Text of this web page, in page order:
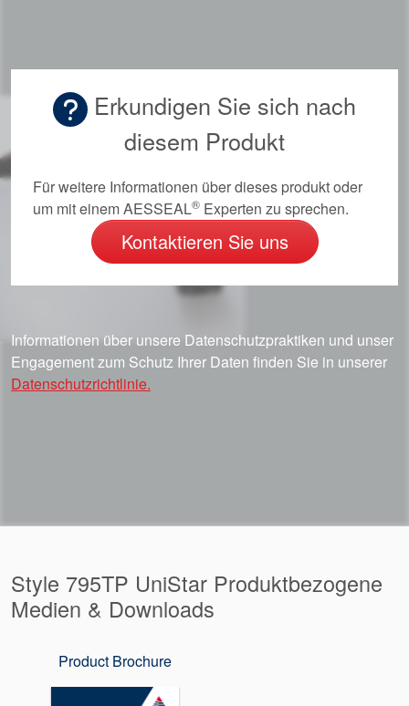
Produktbroschüren
Video
Erkundigen Sie sich nach
diesem Produkt
Für weitere Informationen über dieses produkt oder
um mit einem AESSEAL® Experten zu sprechen.
Kontaktieren Sie uns
Informationen über unsere Datenschutzpraktiken und unser
Engagement zum Schutz Ihrer Daten finden Sie in unserer
Datenschutzrichtlinie.
Style 795TP UniStar Produktbezogene
Medien & Downloads
Product Brochure